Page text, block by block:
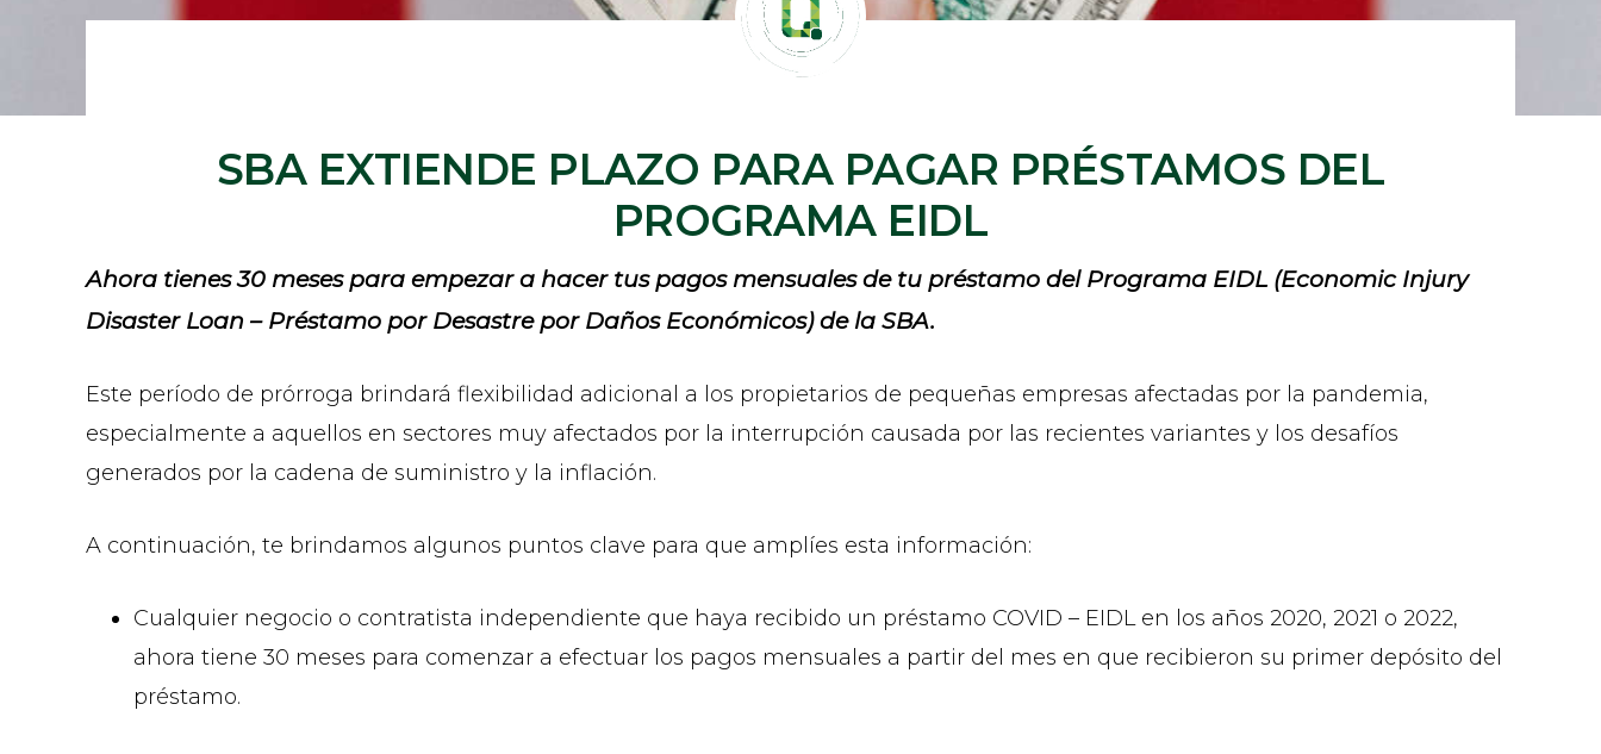
SBA EXTIENDE PLAZO PARA PAGAR PRÉSTAMOS DEL
PROGRAMA EIDL
Ahora tienes 30 meses para empezar a hacer tus pagos mensuales de tu préstamo del Programa EIDL (Economic Injury
Disaster Loan – Préstamo por Desastre por Daños Económicos) de la SBA.
Este período de prórroga brindará flexibilidad adicional a los propietarios de pequeñas empresas afectadas por la pandemia,
especialmente a aquellos en sectores muy afectados por la interrupción causada por las recientes variantes y los desafíos
generados por la cadena de suministro y la inflación.
A continuación, te brindamos algunos puntos clave para que amplíes esta información:
Cualquier negocio o contratista independiente que haya recibido un préstamo COVID – EIDL en los años 2020, 2021 o 2022,
ahora tiene 30 meses para comenzar a efectuar los pagos mensuales a partir del mes en que recibieron su primer depósito del
préstamo.